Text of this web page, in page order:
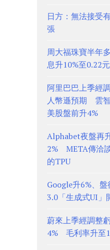
日方：無法接受
張
周大福珠寶半年
息升10%至0.22
阿里巴巴上季經
人幣遜預期 雲
美股盤前升4%
Alphabet夜盤再
2% META傳洽
的TPU
Google升6%、
3.0「生成式UI」
蔚來上季經調整
4% 毛利率升至